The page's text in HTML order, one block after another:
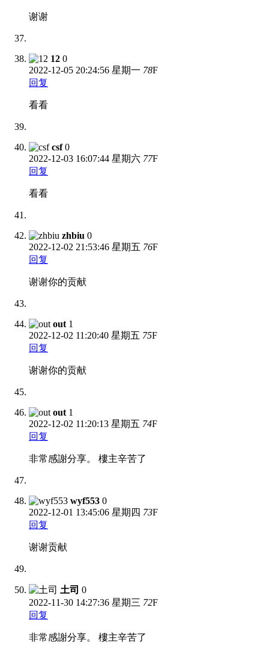
谢谢
12 0
2022-12-05 20:24:56 星期一 78F
回复
看看
csf 0
2022-12-03 16:07:44 星期六 77F
回复
看看
zhbiu 0
2022-12-02 21:53:46 星期五 76F
回复
谢谢你的贡献
out 1
2022-12-02 11:20:40 星期五 75F
回复
谢谢你的贡献
out 1
2022-12-02 11:20:13 星期五 74F
回复
非常感謝分享。 樓主辛苦了
wyf553 0
2022-12-01 13:45:06 星期四 73F
回复
谢谢贡献
土司 0
2022-11-30 14:27:36 星期三 72F
回复
非常感謝分享。 樓主辛苦了